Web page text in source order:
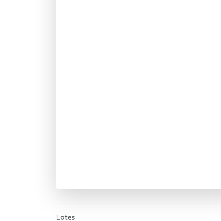
Lotes